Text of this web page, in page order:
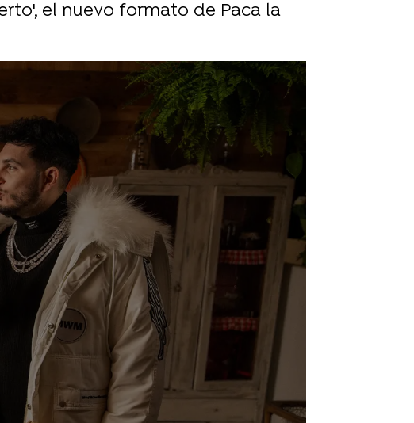
el nuevo formato de Paca la